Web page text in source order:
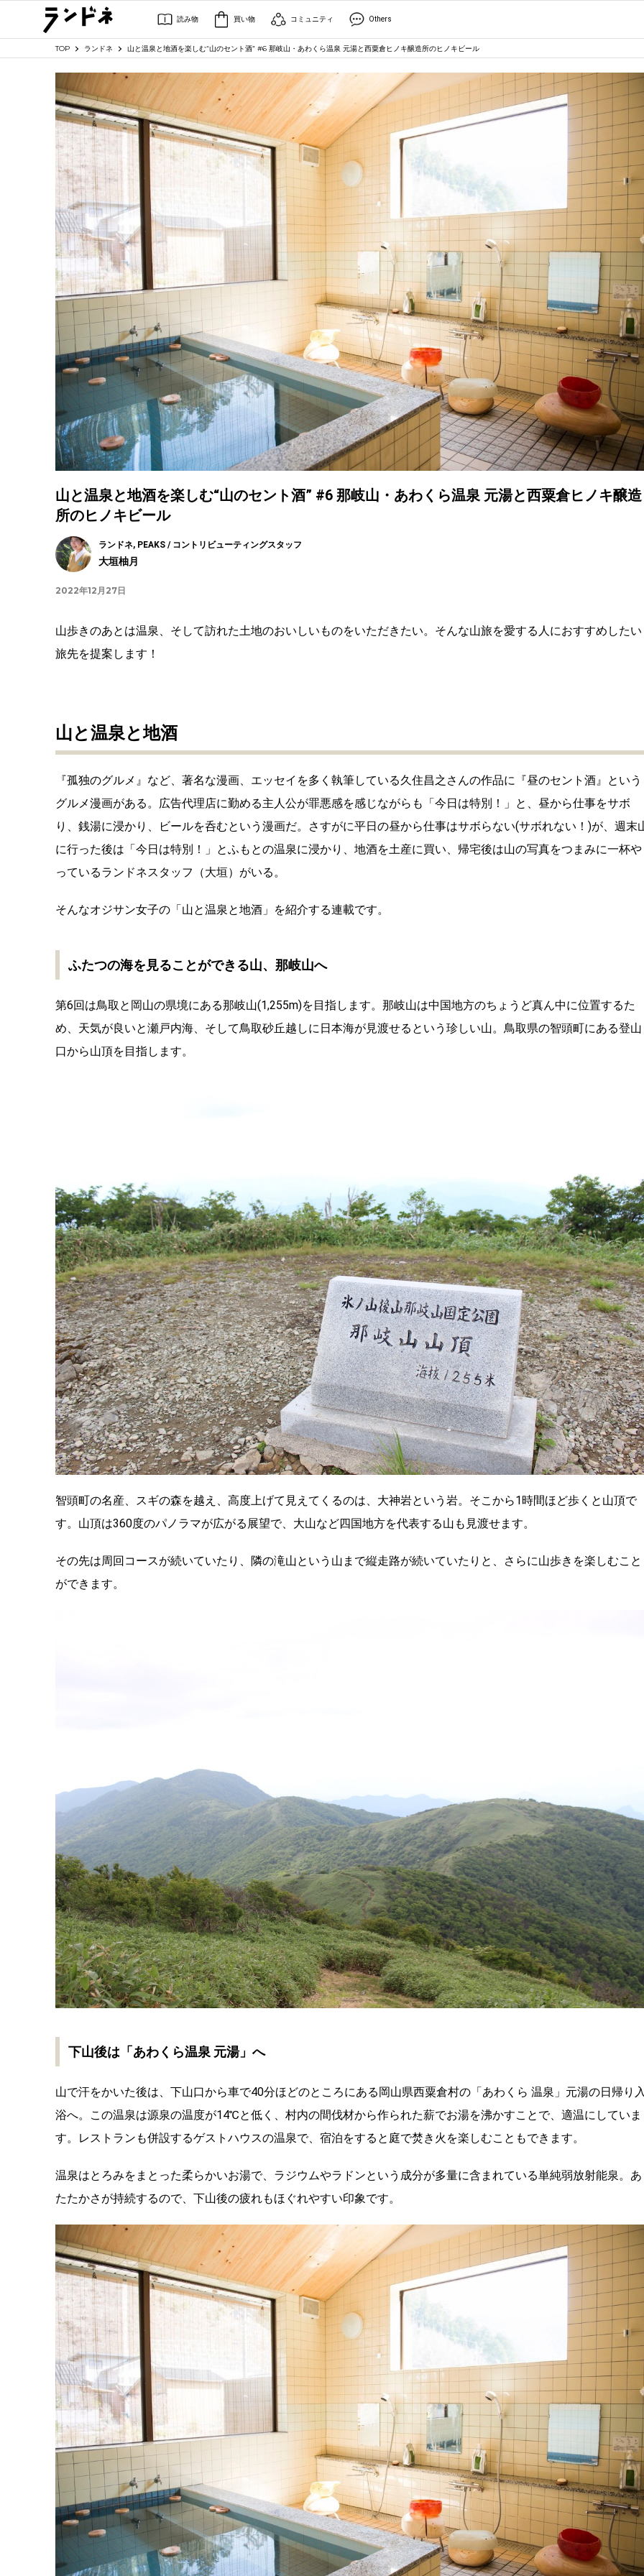
読み物 買い物 コミュニティ Others
TOP ランドネ 山と温泉と地酒を楽しむ“山のセント酒” #6 那岐山・あわくら温泉 元湯と西粟倉ヒノキ醸造所のヒノキビール
山と温泉と地酒を楽しむ“山のセント酒” #6 那岐山・あわくら温泉 元湯と西粟倉ヒノキ醸造
所のヒノキビール
ランドネ, PEAKS / コントリビューティングスタッフ
大垣柚月
2022年12月27日
山歩きのあとは温泉、そして訪れた土地のおいしいものをいただきたい。そんな山旅を愛する人におすすめしたい
旅先を提案します！
山と温泉と地酒
『孤独のグルメ』など、著名な漫画、エッセイを多く執筆している久住昌之さんの作品に『昼のセント酒』という
グルメ漫画がある。広告代理店に勤める主人公が罪悪感を感じながらも「今日は特別！」と、昼から仕事をサボ
り、銭湯に浸かり、ビールを呑むという漫画だ。さすがに平日の昼から仕事はサボらない(サボれない！)が、週末
に行った後は「今日は特別！」とふもとの温泉に浸かり、地酒を土産に買い、帰宅後は山の写真をつまみに一杯や
っているランドネスタッフ（大垣）がいる。
そんなオジサン女子の「山と温泉と地酒」を紹介する連載です。
ふたつの海を見ることができる山、那岐山へ
第6回は鳥取と岡山の県境にある那岐山(1,255m)を目指します。那岐山は中国地方のちょうど真ん中に位置するた
め、天気が良いと瀬戸内海、そして鳥取砂丘越しに日本海が見渡せるという珍しい山。鳥取県の智頭町にある登山
口から山頂を目指します。
智頭町の名産、スギの森を越え、高度上げて見えてくるのは、大神岩という岩。そこから1時間ほど歩くと山頂で
す。山頂は360度のパノラマが広がる展望で、大山など四国地方を代表する山も見渡せます。
その先は周回コースが続いていたり、隣の滝山という山まで縦走路が続いていたりと、さらに山歩きを楽しむこと
ができます。
下山後は「あわくら温泉 元湯」へ
山で汗をかいた後は、下山口から車で40分ほどのところにある岡山県西粟倉村の「あわくら 温泉」元湯の日帰り
浴へ。この温泉は源泉の温度が14℃と低く、村内の間伐材から作られた薪でお湯を沸かすことで、適温にしていま
す。レストランも併設するゲストハウスの温泉で、宿泊をすると庭で焚き火を楽しむこともできます。
温泉はとろみをまとった柔らかいお湯で、ラジウムやラドンという成分が多量に含まれている単純弱放射能泉。あ
たたかさが持続するので、下山後の疲れもほぐれやすい印象です。